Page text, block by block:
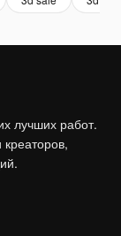
лучших работ.